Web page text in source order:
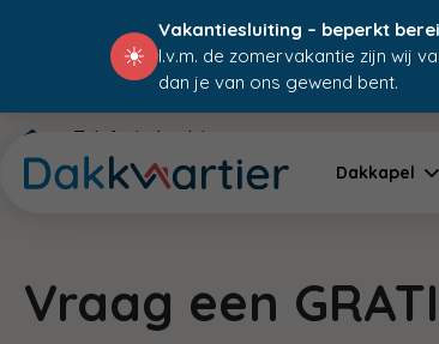
☀
Vakantiesluiting – beperkt
I.v.m. de zomervakantie zijn wij
dan je van ons gewend bent.
Dakkapel
Telefonisch advies
Vraag een